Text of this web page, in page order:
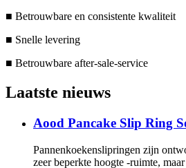
■ Betrouwbare en consistente kwaliteit
■ Snelle levering
■ Betrouwbare after-sale-service
Laatste nieuws
Aood Pancake Slip Ring
Pannenkoekenslipringen zijn
zeer beperkte hoogte -ruimte,